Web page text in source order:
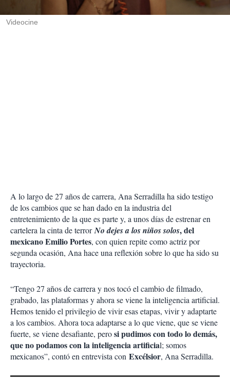
Videocine
A lo largo de 27 años de carrera, Ana Serradilla ha sido testigo
de los cambios que se han dado en la industria del
entretenimiento de la que es parte y, a unos días de estrenar en
cartelera la cinta de terrorNo dejes a los niños solos, del
mexicano Emilio Portes, con quien repite como actriz por
segunda ocasión, Ana hace una reflexión sobre lo que ha sido su
trayectoria.
“Tengo 27 años de carrera y nos tocó el cambio de filmado,
grabado, las plataformas y ahora se viene la inteligencia artificial.
Hemos tenido el privilegio de vivir esas etapas, vivir y adaptarte
a los cambios. Ahora toca adaptarse a lo que viene, que se viene
fuerte, se viene desafiante, perosi pudimos con todo lo demás,
que no podamos con la inteligencia artificial; somos
mexicanos”, contó en entrevista con Excélsior, Ana Serradilla.